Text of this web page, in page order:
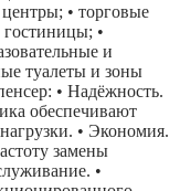
• торговые
•
и
туалеты и зоны
• Надёжность.
обеспечивают
• Экономия.
замены
•